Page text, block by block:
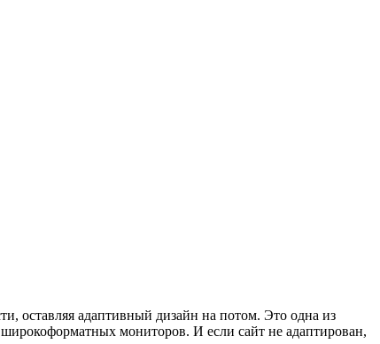
оставляя адаптивный дизайн на потом. Это одна из
мониторов. И если сайт не адаптирован,